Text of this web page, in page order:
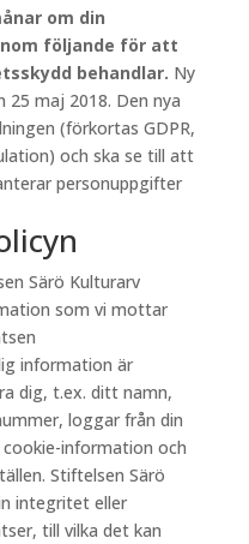
om din
följande för att
behandlar. Ny
25 maj 2018. Den nya
(förkortas GDPR,
och ska se till att
personuppgifter
Särö Kulturarv
som vi mottar
information är
dig, t.ex. ditt namn,
loggar från din
cookie-information och
Stiftelsen Särö
integritet eller
till vilka det kan